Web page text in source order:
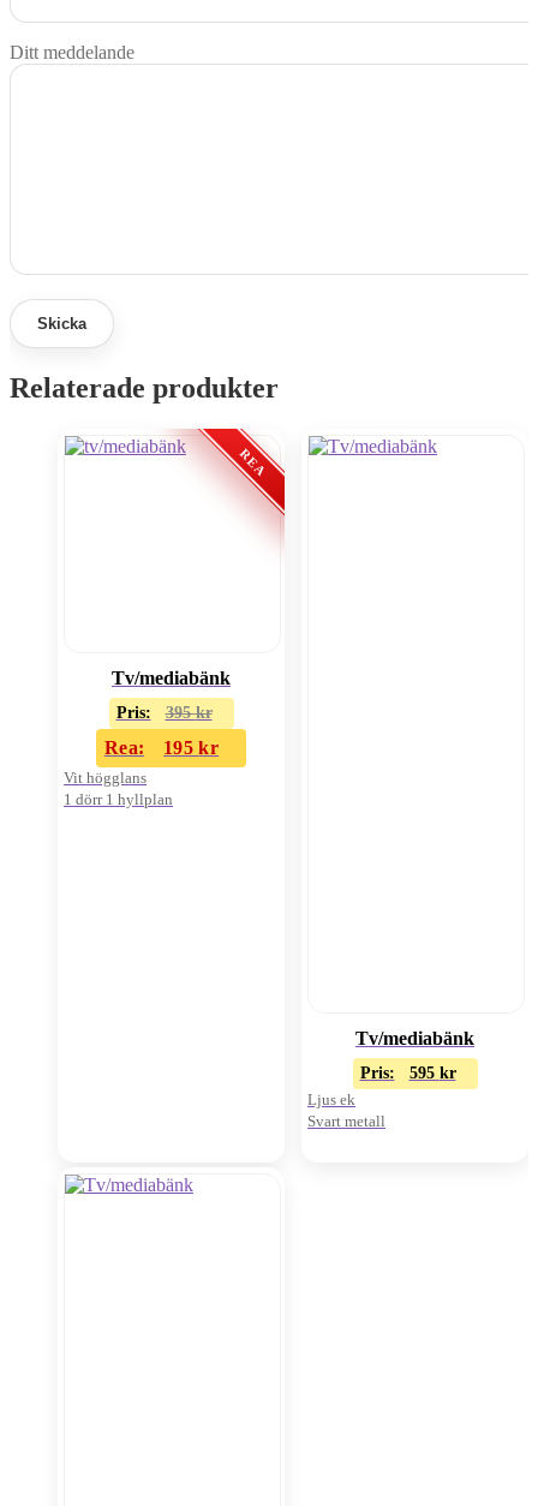
Ditt meddelande
Relaterade produkter
Tv/mediabänk
Pris: 395kr
Rea: 195kr
Vit högglans
1 dörr 1 hyllplan
Tv/mediabänk
Pris: 595 kr
Ljus ek
Svart metall